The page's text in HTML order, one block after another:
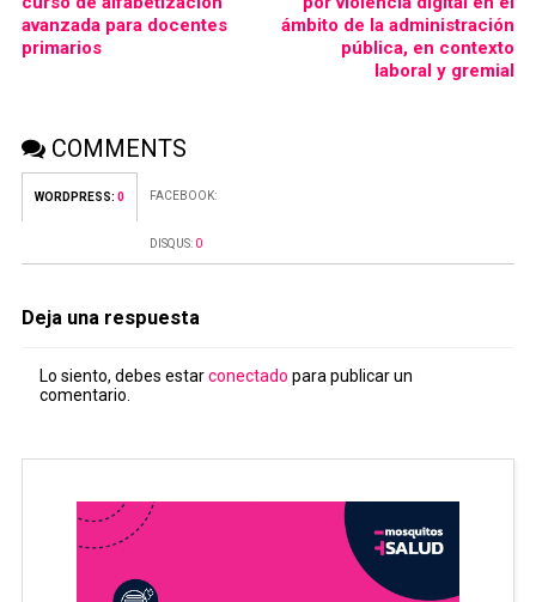
avanzada para docentes
primarios
ámbito de la administración
pública, en contexto
laboral y gremial
COMMENTS
WORDPRESS: 0 FACEBOOK:
DISQUS: 0
Deja una respuesta
Lo siento, debes estarconectado para publicar un
comentario.